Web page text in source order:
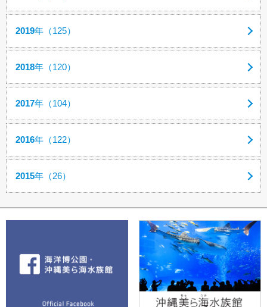
2019年（125）
2018年（120）
2017年（104）
2016年（122）
2015年（26）